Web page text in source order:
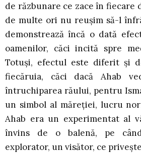
de răzbunare ce zace în fiecare
de multe ori nu reușim să-l
demonstrează încă o dată
oamenilor, căci incită spre
Totuși, efectul este diferit și
fiecăruia, căci dacă Ahab
întruchiparea răului, pentru
un simbol al măreției, lucru
Ahab era un experimentat al
învins de o balenă, pe
explorator, un visător, ce